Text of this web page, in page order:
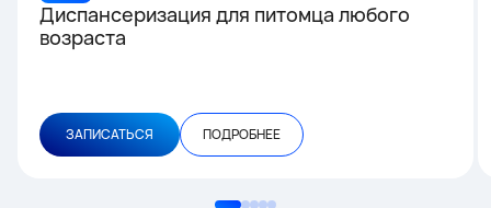
Диспансеризация для питомца любого
возраста
ЗАПИСАТЬСЯ ПОДРОБНЕЕ